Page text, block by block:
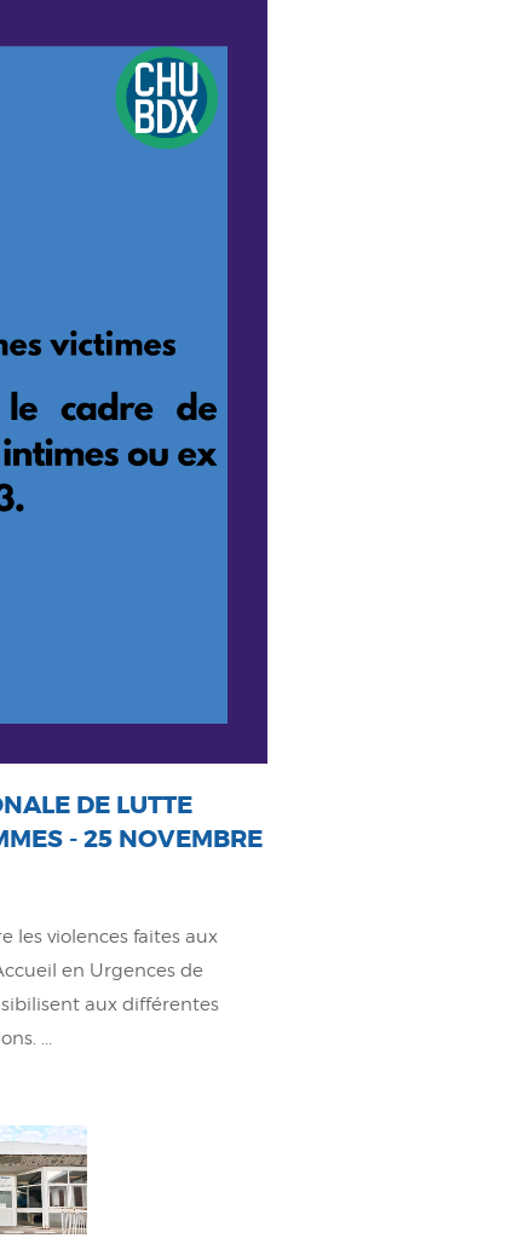
DE LUTTE
- 25 NOVEMBRE
les violences faites aux
en Urgences de
aux différentes
...